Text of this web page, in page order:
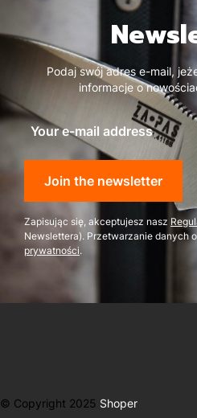
Podaj swój adres e-mail,
informacje o
Your e-mail address
Join the newsletter
Zapisując się, akceptujesz nasz
Newslettera). Przetwarzanie danych
prywatności.
© Copyright 2025 Shoper